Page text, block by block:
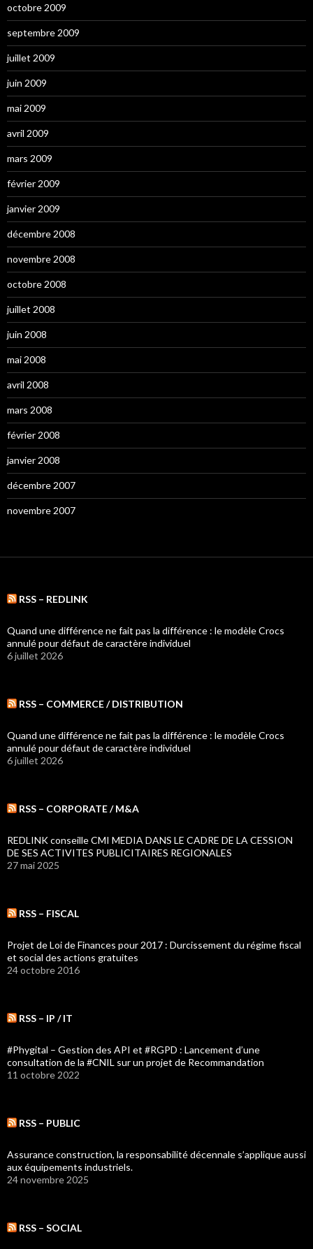
octobre 2009
septembre 2009
juillet 2009
juin 2009
mai 2009
avril 2009
mars 2009
février 2009
janvier 2009
décembre 2008
novembre 2008
octobre 2008
juillet 2008
juin 2008
mai 2008
avril 2008
mars 2008
février 2008
janvier 2008
décembre 2007
novembre 2007
RSS – REDLINK
Quand une différence ne fait pas la différence : le modèle Crocs
annulé pour défaut de caractère individuel
6 juillet 2026
RSS – COMMERCE / DISTRIBUTION
Quand une différence ne fait pas la différence : le modèle Crocs
annulé pour défaut de caractère individuel
6 juillet 2026
RSS – CORPORATE / M&A
REDLINK conseille CMI MEDIA DANS LE CADRE DE LA CESSION
DE SES ACTIVITES PUBLICITAIRES REGIONALES
27 mai 2025
RSS – FISCAL
Projet de Loi de Finances pour 2017 : Durcissement du régime fiscal
et social des actions gratuites
24 octobre 2016
RSS – IP / IT
#Phygital – Gestion des API et #RGPD : Lancement d’une
consultation de la #CNIL sur un projet de Recommandation
11 octobre 2022
RSS – PUBLIC
Assurance construction, la responsabilité décennale s’applique aussi
aux équipements industriels.
24 novembre 2025
RSS – SOCIAL